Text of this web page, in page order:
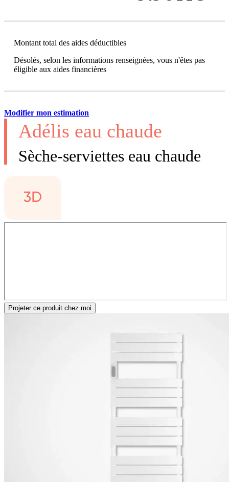
Montant total des aides déductibles
Désolés, selon les informations renseignées, vous n'êtes pas
éligible aux aides financières
Modifier mon estimation
Adélis eau chaude
Sèche-serviettes eau chaude
Projeter ce produit chez moi